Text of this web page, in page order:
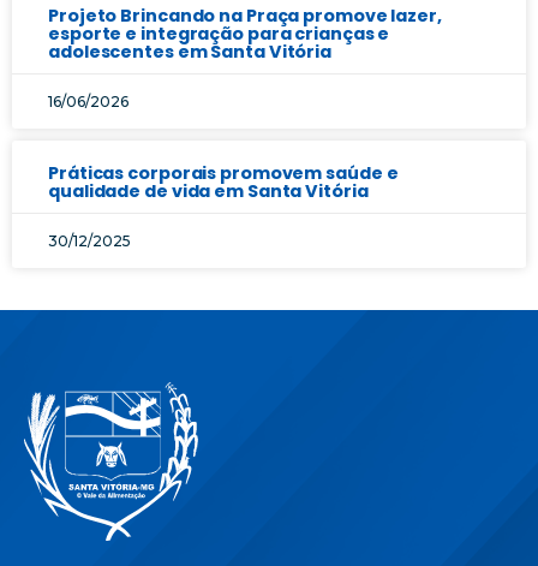
Projeto Brincando na Praça promove lazer,
esporte e integração para crianças e
adolescentes em Santa Vitória
16/06/2026
Práticas corporais promovem saúde e
qualidade de vida em Santa Vitória
30/12/2025